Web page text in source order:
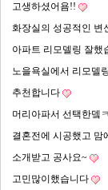
고생하셨어욤!!
화장실의 성공적인 변
아파트 리모델링 잘했
노을욕실에서 리모델
추천합니다
머리아파서 선택한뎈
결혼전에 시공했고 맘
소개받고 공사요~
고민많이했습니다